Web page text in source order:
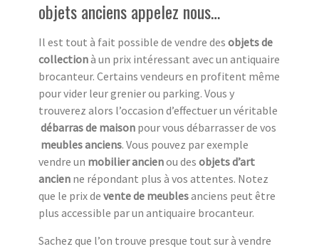
objets anciens appelez nous…
Il est tout à fait possible de vendre des objets de
collectionà un prix intéressant avec un antiquaire
brocanteur. Certains vendeurs en profitent même
pour vider leur grenier ou parking. Vous y
trouverez alors l’occasion d’effectuer un véritable
débarras de maison pour vous débarrasser de vos
meubles anciens. Vous pouvez par exemple
vendre un mobilier ancienou des objets d’art
ancien ne répondant plus à vos attentes. Notez
que le prix de vente de meublesanciens peut être
plus accessible par un antiquaire brocanteur.
Sachez que l’on trouve presque tout sur à vendre